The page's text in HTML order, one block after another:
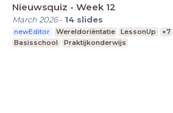
Nieuwsquiz - Week 12
March 2026- 14 slides
newEditor Wereldoriëntatie LessonUp +7
Basisschool
Praktijkonderwijs